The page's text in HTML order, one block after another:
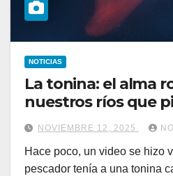
NOTICIAS
La tonina: el alma
nuestros ríos que
NOVIEMBRE 12, 2025
Hace poco, un video se hizo
pescador tenía a una tonina